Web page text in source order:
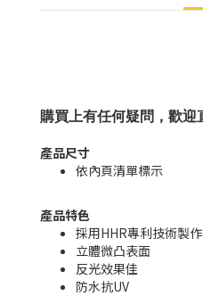
購買上有任何疑問，歡迎
產品尺寸
依內頁清單標示
產品特色
採用HHR專利技術製作
立體微凸表面
反光效果佳
防水抗UV